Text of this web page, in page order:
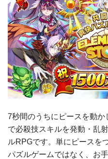
7秒間のうちにピースを動か
で必殺技スキルを発動・乱
ルRPGです。単にピースを
パズルゲームではなく、お